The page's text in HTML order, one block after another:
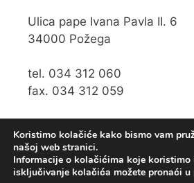
Ulica pape Ivana Pavla II. 6
34000 Požega
tel. 034 312 060
fax. 034 312 059
Koristimo kolačiće kako bismo vam
našoj web stranici.
Informacije o kolačićima koje koristimo
isključivanje kolačića možete pronaći u